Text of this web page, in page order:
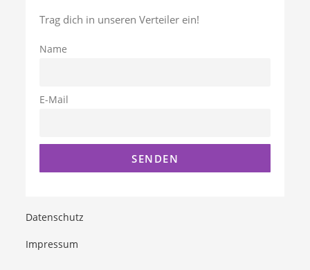
Trag dich in unseren Verteiler ein!
Name
E-Mail
Datenschutz
Impressum